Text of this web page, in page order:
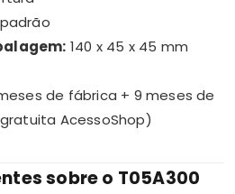
140 x 45 x 45 mm
de fábrica + 9 meses de
AcessoShop)
sobre o T05A300